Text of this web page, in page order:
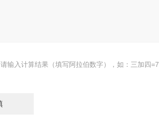
请输入计算结果（填写阿拉伯数字），如：三加四=7